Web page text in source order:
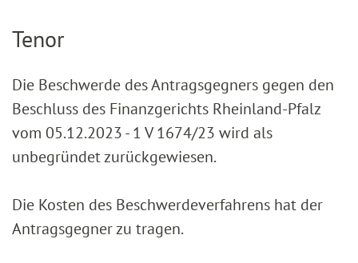
Tenor
Die Beschwerde des Antragsgegners gegen den
Beschluss des Finanzgerichts Rheinland-Pfalz
vom 05.12.2023 - 1 V 1674/23 wird als
unbegründet zurückgewiesen.
Die Kosten des Beschwerdeverfahrens hat der
Antragsgegner zu tragen.